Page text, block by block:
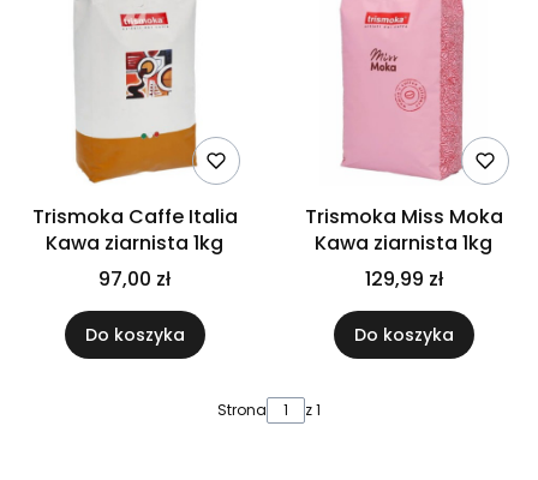
Trismoka Caffe Italia
Kawa ziarnista 1kg
97,00 zł
Do koszyka
Trismoka Miss Moka
Kawa ziarnista 1kg
129,99 zł
Do koszyka
Strona z 1